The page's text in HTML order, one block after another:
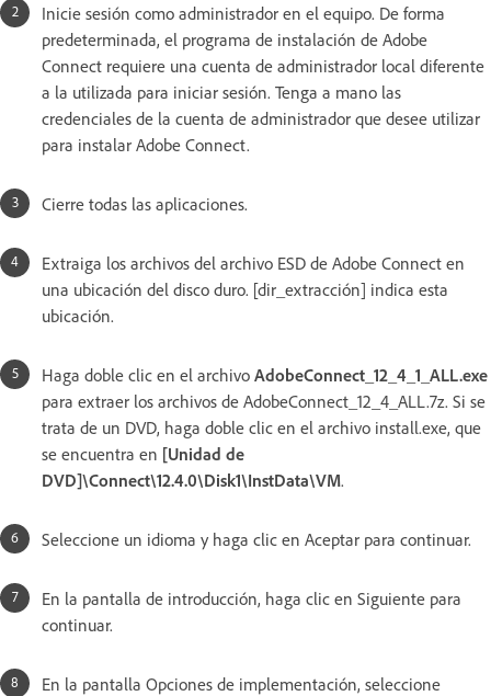
Inicie sesión como administrador en el equipo. De forma
predeterminada, el programa de instalación de Adobe
Connect requiere una cuenta de administrador local diferente
a la utilizada para iniciar sesión. Tenga a mano las
credenciales de la cuenta de administrador que desee utilizar
para instalar Adobe Connect.
Cierre todas las aplicaciones.
Extraiga los archivos del archivo ESD de Adobe Connect en
una ubicación del disco duro. [dir_extracción] indica esta
ubicación.
Haga doble clic en el archivo AdobeConnect_12_4_1_ALL.exe
para extraer los archivos de AdobeConnect_12_4_ALL.7z. Si se
trata de un DVD, haga doble clic en el archivo install.exe, que
se encuentra en [Unidad de
DVD]\Connect\12.4.0\Disk1\InstData\VM.
Seleccione un idioma y haga clic en Aceptar para continuar.
En la pantalla de introducción, haga clic en Siguiente para
continuar.
En la pantalla Opciones de implementación, seleccione